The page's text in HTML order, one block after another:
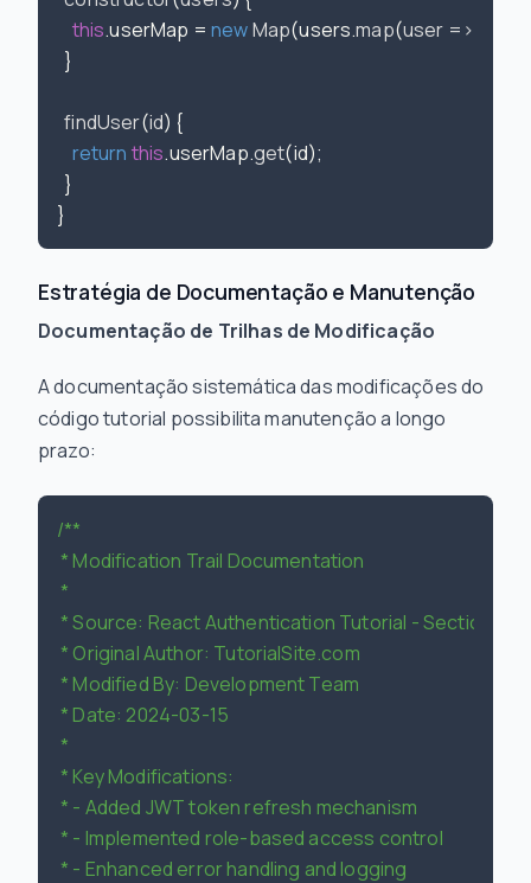
this.userMap = newMap(users.map(user =>
  }
findUser(id) {
return this.userMap.get(id);
  }
Estratégia de Documentação e Manutenção
Documentação de Trilhas de Modificação
A documentação sistemática das modificações do
código tutorial possibilita manutenção a longo
prazo:
/**
* Modification Trail Documentation
*
* Source: React Authentication Tutorial - Section 4.2
* Original Author: TutorialSite.com
* Modified By: Development Team
* Date: 2024-03-15
*
* Key Modifications:
* - Added JWT token refresh mechanism
* - Implemented role-based access control
* - Enhanced error handling and logging